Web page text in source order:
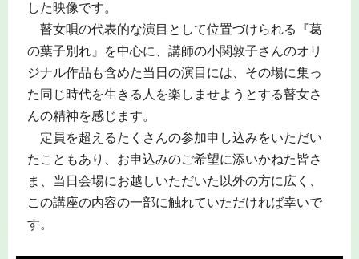
した映像です。
瞽女唄の代表的な演目として位置づけられる『葛
の葉子別れ』を中心に、講師の小関敦子さんのオリ
ジナル作品も含めた当日の演目には、その場に集っ
た同じ時代を生きる人を楽しませようとする瞽女さ
んの精神を感じます。
定員を超えるたくさんの参加申し込みをいただい
たこともあり、お申込みのご希望に添いかねた皆さ
ま、当日会場にお越しいただいた以外の方に広く、
この講座の内容の一部に触れていただければ幸いで
す。